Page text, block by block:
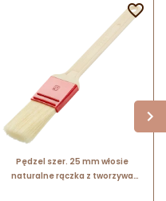
Pędzel szer. 25 mm włosie
naturalne rączka z tworzywa
